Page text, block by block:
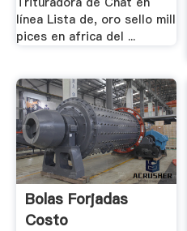
línea Lista de, oro sello mill
pices en africa del ...
Bolas Forjadas
Costo